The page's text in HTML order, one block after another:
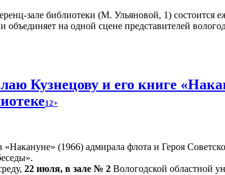
зале библиотеки (М. Ульяновой, 1) состоится
объединяет на одной сцене представителей
Кузнецову и его книге
12+
(1966) адмирала флота и Героя
22 июля, в зале № 2 Вологодской областной